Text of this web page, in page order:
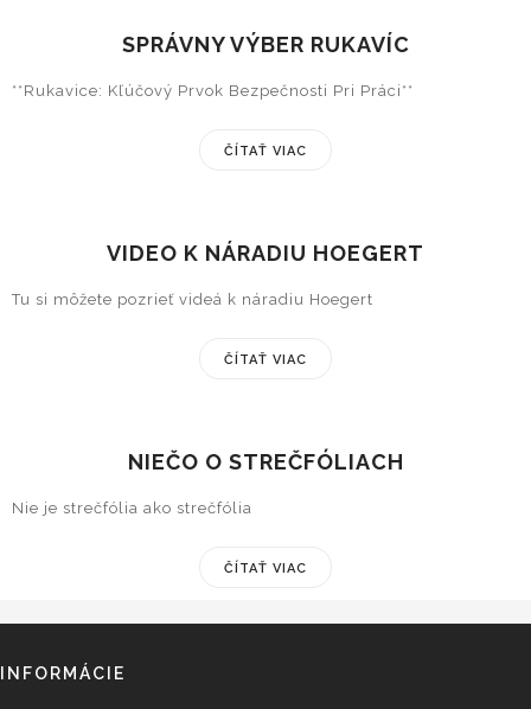
SPRÁVNY VÝBER RUKAVÍC
**Rukavice: Kľúčový Prvok Bezpečnosti Pri Práci**
ČÍTAŤ VIAC
VIDEO K NÁRADIU HOEGERT
Tu si môžete pozrieť videá k náradiu Hoegert
ČÍTAŤ VIAC
NIEČO O STREČFÓLIACH
Nie je strečfólia ako strečfólia
ČÍTAŤ VIAC
INFORMÁCIE